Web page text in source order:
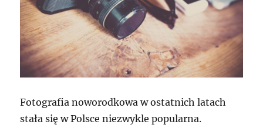
Fotografia noworodkowa w ostatnich latach
stała się w Polsce niezwykle popularna.